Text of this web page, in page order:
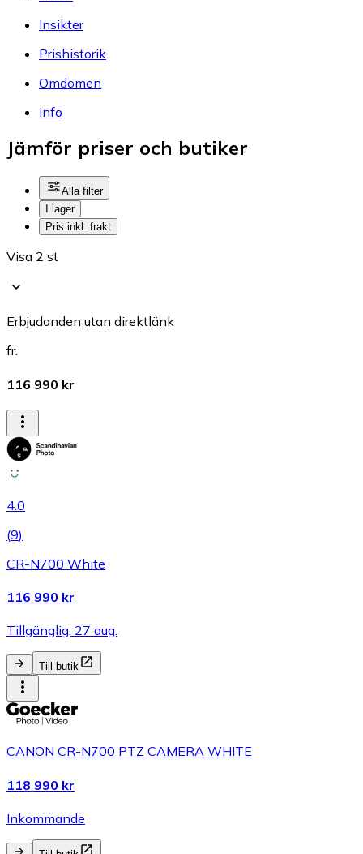
Insikter
Prishistorik
Omdömen
Info
Jämför priser och butiker
Alla filter
I lager
Pris inkl. frakt
Visa 2 st
Erbjudanden utan direktlänk
fr.
116 990 kr
4.0
(9)
CR-N700 White
116 990 kr
Tillgänglig: 27 aug.
Till butik
CANON CR-N700 PTZ CAMERA WHITE
118 990 kr
Inkommande